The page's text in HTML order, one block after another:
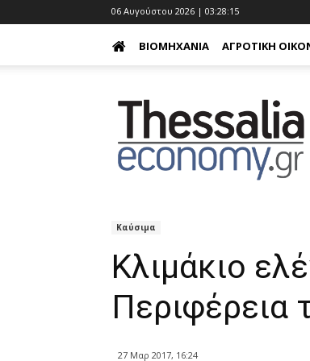
06 Αυγούστου 2026 | 03:28:16
ΒΙΟΜΗΧΑΝΊΑ ΑΓΡΟΤΙΚΉ
Καύσιμα
Κλιμάκιο
Περιφέρεια
27 Μαρ 2017, 16:24